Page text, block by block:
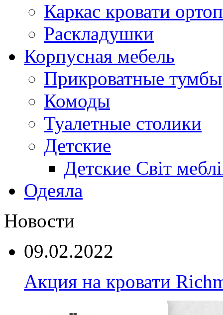
Каркас кровати
Раскладушки
Корпусная мебель
Прикроватные тумбы
Комоды
Туалетные столики
Детские
Детские Світ
Одеяла
Новости
09.02.2022
Акция на кровати